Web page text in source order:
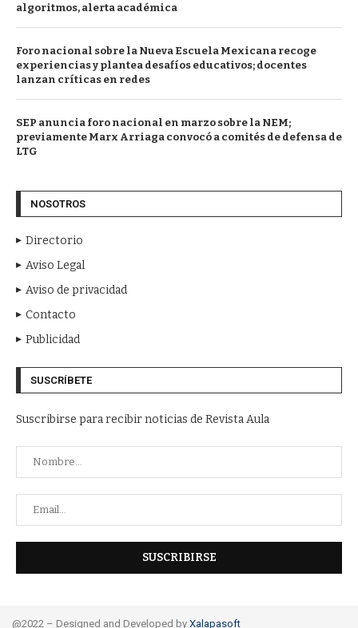
algoritmos, alerta académica
Foro nacional sobre la Nueva Escuela Mexicana recoge
experiencias y plantea desafíos educativos; docentes
lanzan críticas en redes
SEP anuncia foro nacional en marzo sobre la NEM;
previamente Marx Arriaga convocó a comités de defensa de
LTG
NOSOTROS
Directorio
Aviso Legal
Aviso de privacidad
Contacto
Publicidad
SUSCRÍBETE
Suscribirse para recibir noticias de Revista Aula
@2022 – Designed and Developed by Xalapasoft